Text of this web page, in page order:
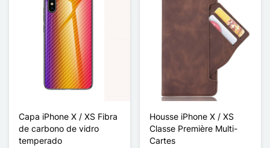
Capa iPhone X / XS Fibra
de carbono de vidro
temperado
Housse iPhone X / XS
Classe Première Multi-
Cartes